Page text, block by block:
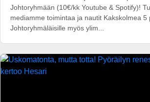
Johtoryhmään (10€/kk Youtube & Spotify)!
mediamme toimintaa ja nautit Kakskolmea 5
Johtoryhmäläisille myös ylim...